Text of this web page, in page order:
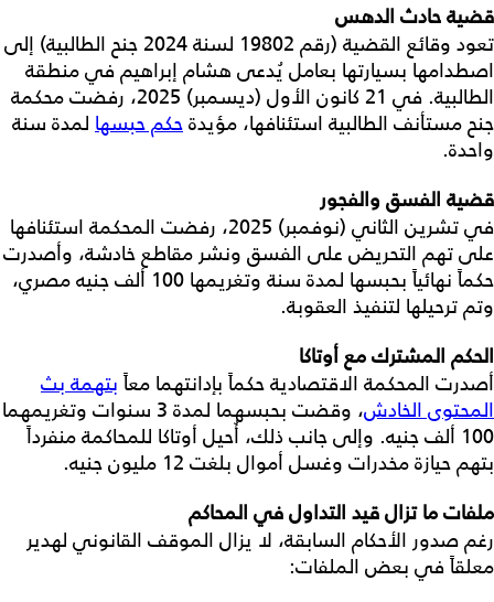
قضية حادث الدهس
تعود وقائع القضية (رقم 19802 لسنة 2024 جنح الطالبية) إلى
اصطدامها بسيارتها بعامل يُدعى هشام إبراهيم في منطقة
الطالبية. في 21 كانون الأول (ديسمبر) 2025، رفضت محكمة
جنح مستأنف الطالبية استئنافها، مؤيدةحكم حبسها لمدة سنة
واحدة.
قضية الفسق والفجور
في تشرين الثاني (نوفمبر) 2025، رفضت المحكمة استئنافها
على تهم التحريض على الفسق ونشر مقاطع خادشة، وأصدرت
حكماً نهائياً بحبسها لمدة سنة وتغريمها 100 ألف جنيه مصري،
وتم ترحيلها لتنفيذ العقوبة.
الحكم المشترك مع أوتاكا
أصدرت المحكمة الاقتصادية حكماً بإدانتهما معاً بتهمة بث
المحتوى الخادش
، وقضت بحبسهما لمدة 3 سنوات وتغريمهما
100 ألف جنيه. وإلى جانب ذلك، أُحيل أوتاكا للمحاكمة منفرداً
بتهم حيازة مخدرات وغسل أموال بلغت 12 مليون جنيه.
ملفات ما تزال قيد التداول في المحاكم
رغم صدور الأحكام السابقة، لا يزال الموقف القانوني لهدير
معلقاً في بعض الملفات: